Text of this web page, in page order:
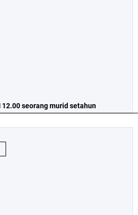
12.00 seorang murid setahun